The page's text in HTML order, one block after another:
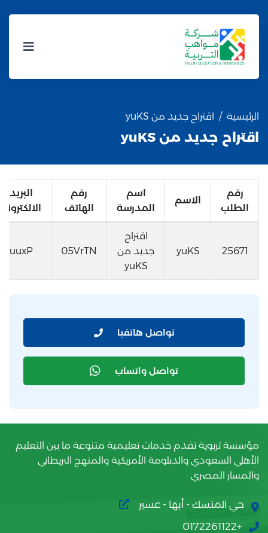
الرئيسية اقتراح جديد من yuKS
اقتراح جديد من yuKS
رقم
الطلب
الاسم
اسم
المدرسة
رقم
الهاتف
البريد
الالكتروني
25671
yuKS
اقتراح
جديد من
yuKS
05VrTN
uuxP
تواصل هاتفيا
تواصل واتساب
مؤسسة تربوية تقدم خدمات تعليمية متنوعة ما بين التعليم
الأهلي السعودي والدبلومة الأمريكية والمنهج البريطاني
والمسار المصري
حي المنسك - أبها - عسير
+0172261122